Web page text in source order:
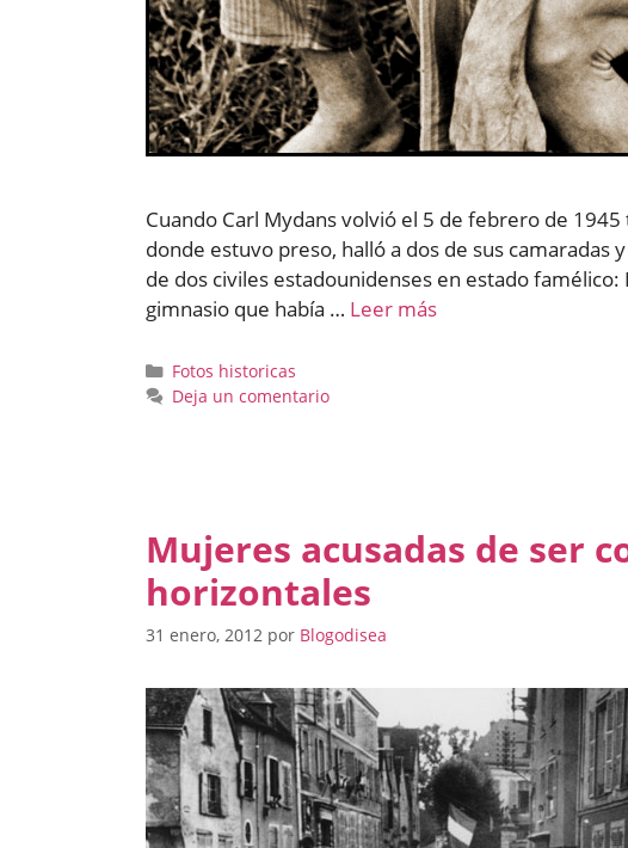
Cuando Carl Mydans volvió el 5 de febrero de
donde estuvo preso, halló a dos de sus camaradas
de dos civiles estadounidenses en estado
gimnasio que había … Leer más
Categorías
Fotos historicas
Deja un comentario
Mujeres acusadas de ser
horizontales
31 enero, 2012 por Blogodisea